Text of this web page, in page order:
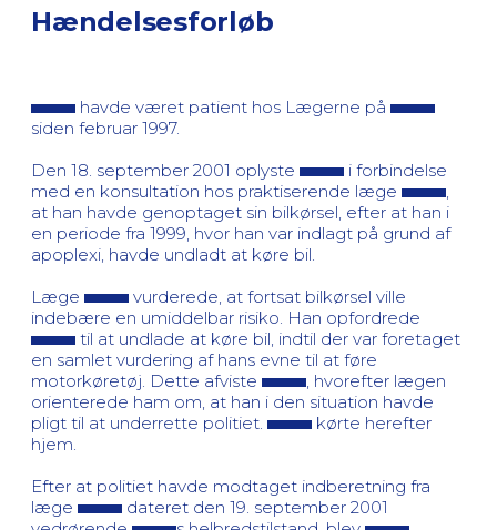
Hændelsesforløb
havde været patient hos Lægerne på
siden februar 1997.
Den 18. september 2001 oplyste
i forbindelse
med en konsultation hos praktiserende læge
at han havde genoptaget sin bilkørsel, efter at han i
en periode fra 1999, hvor han var indlagt på grund af
apoplexi, havde undladt at køre bil.
Læge
vurderede, at fortsat bilkørsel ville
indebære en umiddelbar risiko. Han opfordrede
til at undlade at køre bil, indtil der var foretaget
en samlet vurdering af hans evne til at føre
motorkøretøj. Dette afviste
, hvorefter lægen
orienterede ham om, at han i den situation havde
pligt til at underrette politiet.
kørte herefter
hjem.
Efter at politiet havde modtaget indberetning fra
læge
dateret den 19. september 2001